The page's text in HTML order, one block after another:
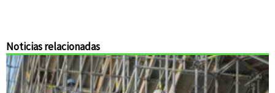
Noticias relacionadas